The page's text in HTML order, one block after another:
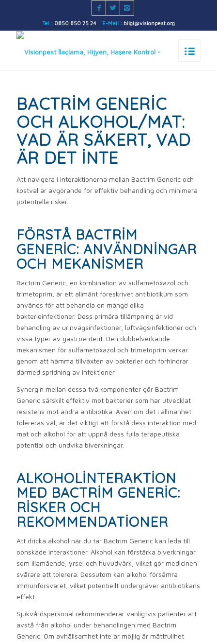
Tel : 0850 850 25 24 E-Mail : bilgi@visionpest.org
BACTRIM GENERIC
OCH ALKOHOL/MAT:
VAD ÄR SÄKERT, VAD
ÄR DET INTE
Att navigera i interaktionerna mellan Bactrim Generic och
kostval är avgörande för effektiv behandling och minimera
potentiella risker.
FÖRSTÅ BACTRIM
GENERIC: ANVÄNDNINGAR
OCH MEKANISMER
Bactrim Generic, en kombination av sulfametoxazol och
trimetoprim, är ett allmänt föreskrivet antibiotikum som
används för att behandla en mängd olika
bakterieinfektioner. Dess primära tillämpning är vid
behandling av urinvägsinfektioner, luftvägsinfektioner och
vissa typer av gastroenterit. Den dubbelverkande
mekanismen för sulfametoxazol och trimetoprim verkar
genom att hämma tillväxten av bakterier och förhindrar
därmed spridning av infektioner.
Synergin mellan dessa två komponenter gör Bactrim
Generic särskilt effektiv mot bakterier som har utvecklat
resistens mot andra antibiotika. Även om det i allmänhet
tolereras väl, är det viktigt att förstå dess interaktion med
mat och alkohol för att uppnå dess fulla terapeutiska
potential och undvika biverkningar.
ALKOHOLINTERAKTION
MED BACTRIM GENERIC:
RISKER OCH
REKOMMENDATIONER
Att dricka alkohol när du tar Bactrim Generic kan leda till
oönskade interaktioner. Alkohol kan förstärka biverkningar
som illamående, yrsel och huvudvärk, vilket gör medicinen
svårare att tolerera. Dessutom kan alkohol försämra
immunförsvaret, vilket potentiellt undergräver antibiotikans
effekt.
Sjukvårdspersonal rekommenderar vanligtvis patienter att
avstå från alkohol under behandlingen med Bactrim
Generic. Om avhållsamhet inte är möjlig är måttfullhet